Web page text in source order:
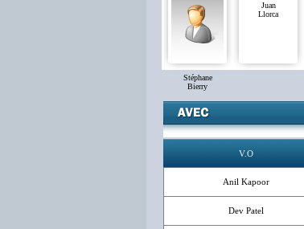
Stéphane
Bierry
Juan
Llorca
V.O
Anil Kapoor
Dev Patel